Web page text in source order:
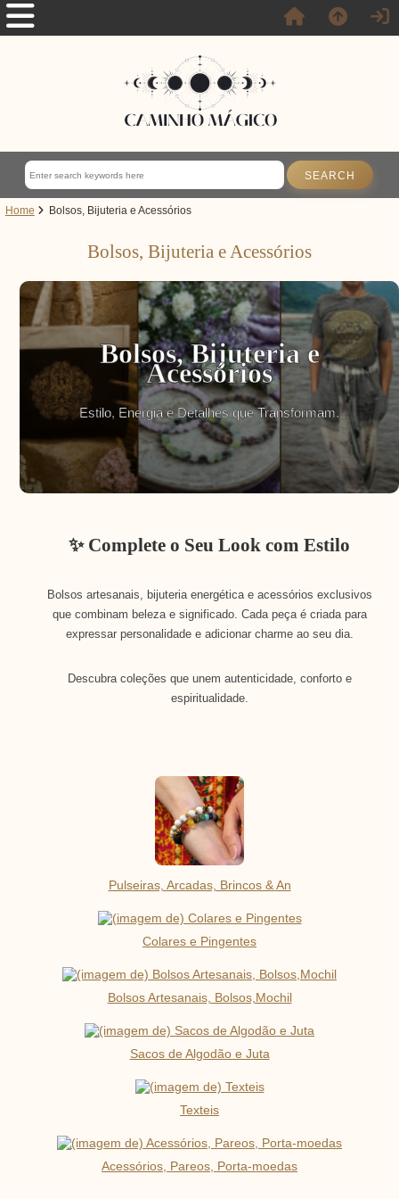
Home Bolsos, Bijuteria e Acessórios
Bolsos, Bijuteria e Acessórios
Bolsos, Bijuteria e
Acessórios
Estilo, Energia e Detalhes que Transformam.
✨ Complete o Seu Look com Estilo
Bolsos artesanais, bijuteria energética e acessórios exclusivos
que combinam beleza e significado. Cada peça é criada para
expressar personalidade e adicionar charme ao seu dia.
Descubra coleções que unem autenticidade, conforto e
espiritualidade.
Pulseiras, Arcadas, Brincos & An
Colares e Pingentes
Bolsos Artesanais, Bolsos,Mochil
Sacos de Algodão e Juta
Texteis
Acessórios, Pareos, Porta-moedas